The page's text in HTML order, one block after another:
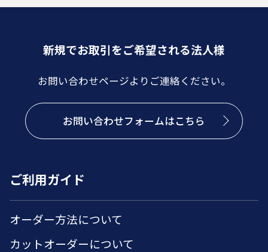
新規でお取引をご希望される法人様
お問い合わせページよりご連絡ください。
お問い合わせフォームはこちら
ご利用ガイド
オーダー方法について
カットオーダーについて